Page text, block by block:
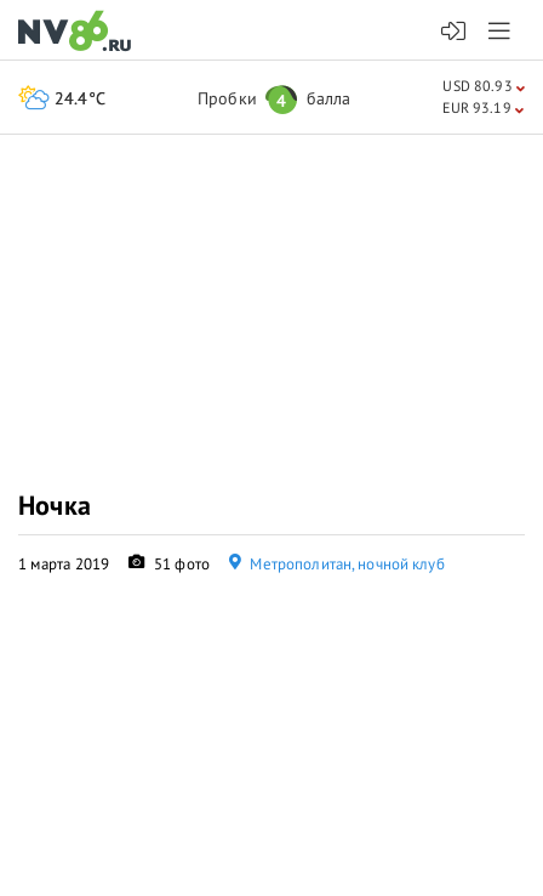
Ночка
1 марта 2019 51 фото Метрополитан, ночной клуб
24.4°C Пробки 4 балла
USD 80.93
EUR 93.19